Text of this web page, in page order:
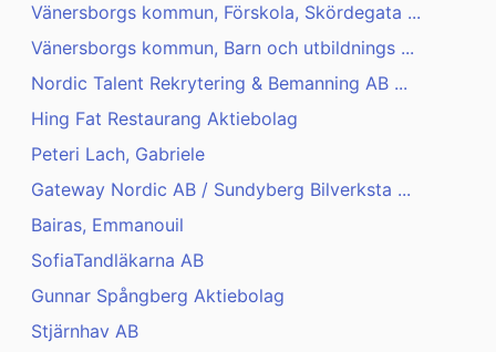
Vänersborgs kommun, Förskola, Skördegata ...
Vänersborgs kommun, Barn och utbildnings ...
Nordic Talent Rekrytering & Bemanning AB ...
Hing Fat Restaurang Aktiebolag
Peteri Lach, Gabriele
Gateway Nordic AB / Sundyberg Bilverksta ...
Bairas, Emmanouil
SofiaTandläkarna AB
Gunnar Spångberg Aktiebolag
Stjärnhav AB